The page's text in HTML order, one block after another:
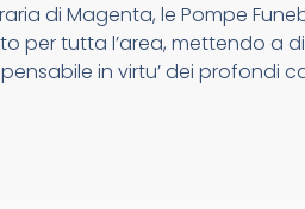
di Magenta, le Pompe
per tutta l’area, mettendo a
in virtu’ dei profondi